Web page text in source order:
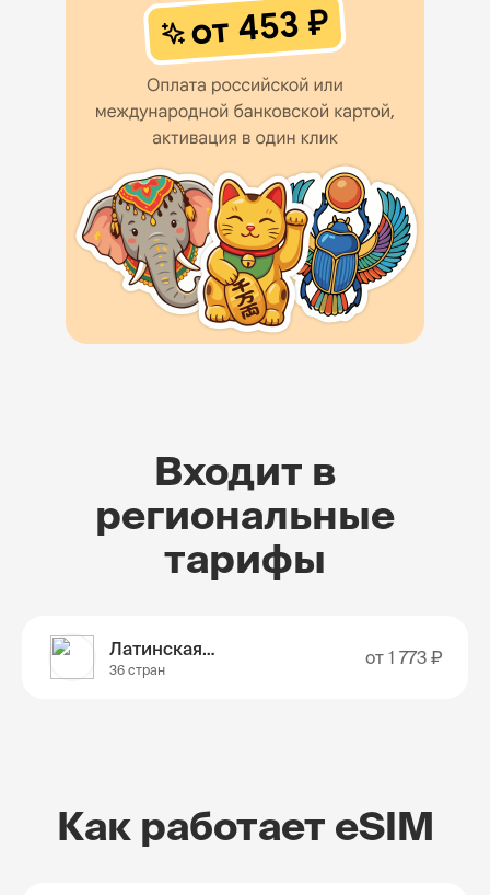
Входит в
региональные
тарифы
Латинская Америка
36 стран
от 1 773 ₽
Как работает eSIM